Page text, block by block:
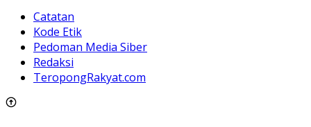
Catatan
Kode Etik
Pedoman Media Siber
Redaksi
TeropongRakyat.com